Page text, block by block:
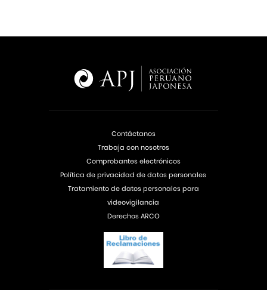
Contáctanos
Trabaja con nosotros
Comprobantes electrónicos
Política de privacidad de datos personales
Tratamiento de datos personales para
videovigilancia
Derechos ARCO